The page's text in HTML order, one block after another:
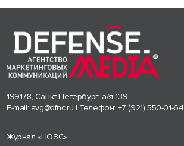
199178, Санкт-Петербург, а/я 139
E-mail: avg@dfnc.ru | Телефон: +7 (921) 550-01-64
Журнал «НОЗС»